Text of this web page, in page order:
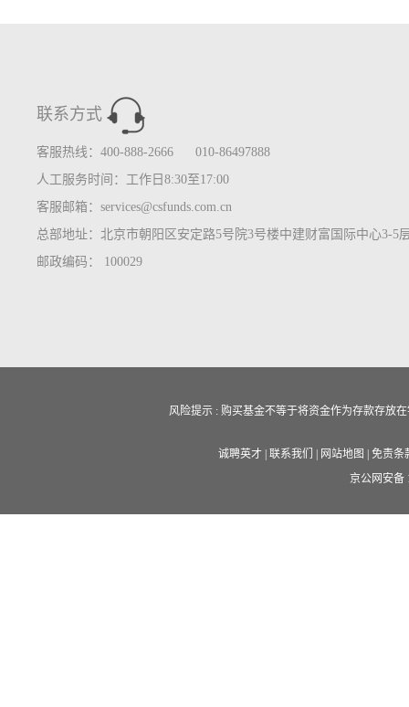
联系方式
客服热线：400-888-2666 010-86497888
人工服务时间：工作日8:30至17:00
客服邮箱：services@csfunds.com.cn
总部地址：北京市朝阳区安定路5号院3号楼中建财富国际中心3-5
邮政编码： 100029
风险提示 : 购买基金不等于将资金作为存款存放
诚聘英才 联系我们 网站地图
免责条
京公网安备